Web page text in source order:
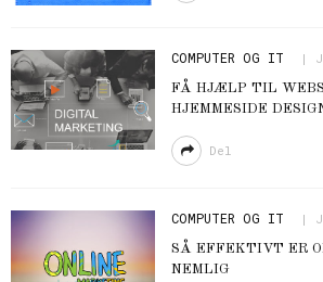
COMPUTER OG IT
FÅ HJÆLP TIL
HJEMMESIDE
Del
COMPUTER OG IT
SÅ EFFEKTIVT ER
NEMLIG